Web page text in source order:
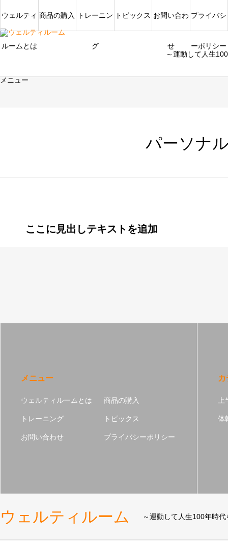
～運動して人生
メニュー
ウェルティ
ルームとは
商品の購入 トレーニン
グ
トピックス お問い合わ
せ
プライバシ
ーポリシー
パーソナ
ここに見出しテキストを追加
メニュー
ウェルティルームとは 商品の購入
トレーニング トピックス
お問い合わせ プライバシーポリシー
体
ウェルティルーム ～運動して人生100年時